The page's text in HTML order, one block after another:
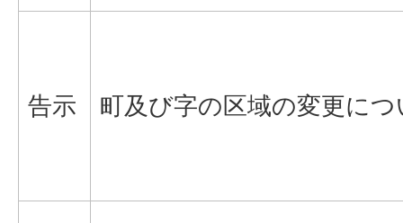
告示 町及び字の区域の変更に